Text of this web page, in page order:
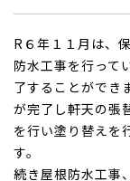
R６年１１月は、
防水工事を行って
了することがで
が完了し軒天の張
を行い塗り替えを
す。 R
続き屋根防水工事